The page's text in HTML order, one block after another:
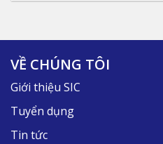
VỀ CHÚNG TÔI
Giới thiệu SIC
Tuyển dụng
Tin tức